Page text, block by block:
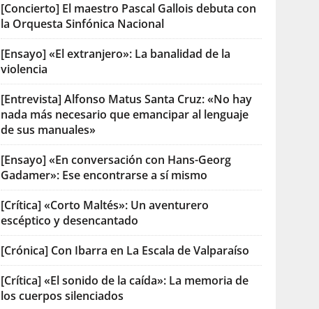
[Concierto] El maestro Pascal Gallois debuta con
la Orquesta Sinfónica Nacional
[Ensayo] «El extranjero»: La banalidad de la
violencia
[Entrevista] Alfonso Matus Santa Cruz: «No hay
nada más necesario que emancipar al lenguaje
de sus manuales»
[Ensayo] «En conversación con Hans-Georg
Gadamer»: Ese encontrarse a sí mismo
[Crítica] «Corto Maltés»: Un aventurero
escéptico y desencantado
[Crónica] Con Ibarra en La Escala de Valparaíso
[Crítica] «El sonido de la caída»: La memoria de
los cuerpos silenciados